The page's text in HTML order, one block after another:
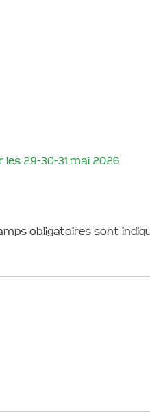
29-30-31 mai 2026
obligatoires sont